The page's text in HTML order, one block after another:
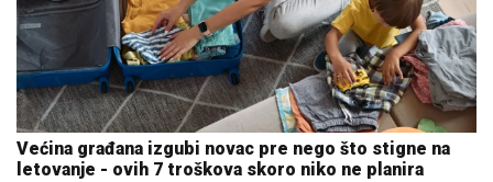
Većina građana izgubi novac pre nego što stigne na
letovanje - ovih 7 troškova skoro niko ne planira